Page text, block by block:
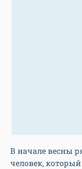
В начале весны
человек,